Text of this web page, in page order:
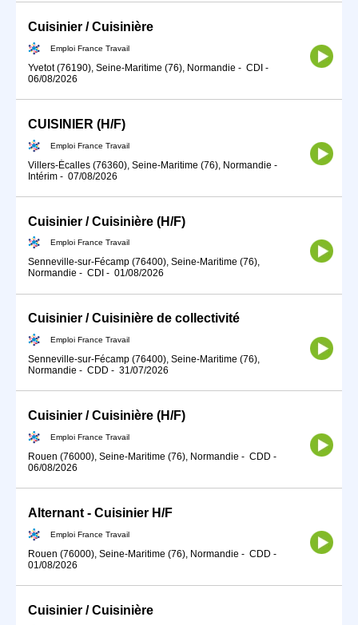
Cuisinier / Cuisinière
Emploi France Travail
Yvetot (76190), Seine-Maritime (76), Normandie - CDI -
06/08/2026
CUISINIER (H/F)
Emploi France Travail
Villers-Écalles (76360), Seine-Maritime (76), Normandie -
Intérim - 07/08/2026
Cuisinier / Cuisinière (H/F)
Emploi France Travail
Senneville-sur-Fécamp (76400), Seine-Maritime (76),
Normandie - CDI - 01/08/2026
Cuisinier / Cuisinière de collectivité
Emploi France Travail
Senneville-sur-Fécamp (76400), Seine-Maritime (76),
Normandie - CDD - 31/07/2026
Cuisinier / Cuisinière (H/F)
Emploi France Travail
Rouen (76000), Seine-Maritime (76), Normandie - CDD -
06/08/2026
Alternant - Cuisinier H/F
Emploi France Travail
Rouen (76000), Seine-Maritime (76), Normandie - CDD -
01/08/2026
Cuisinier / Cuisinière